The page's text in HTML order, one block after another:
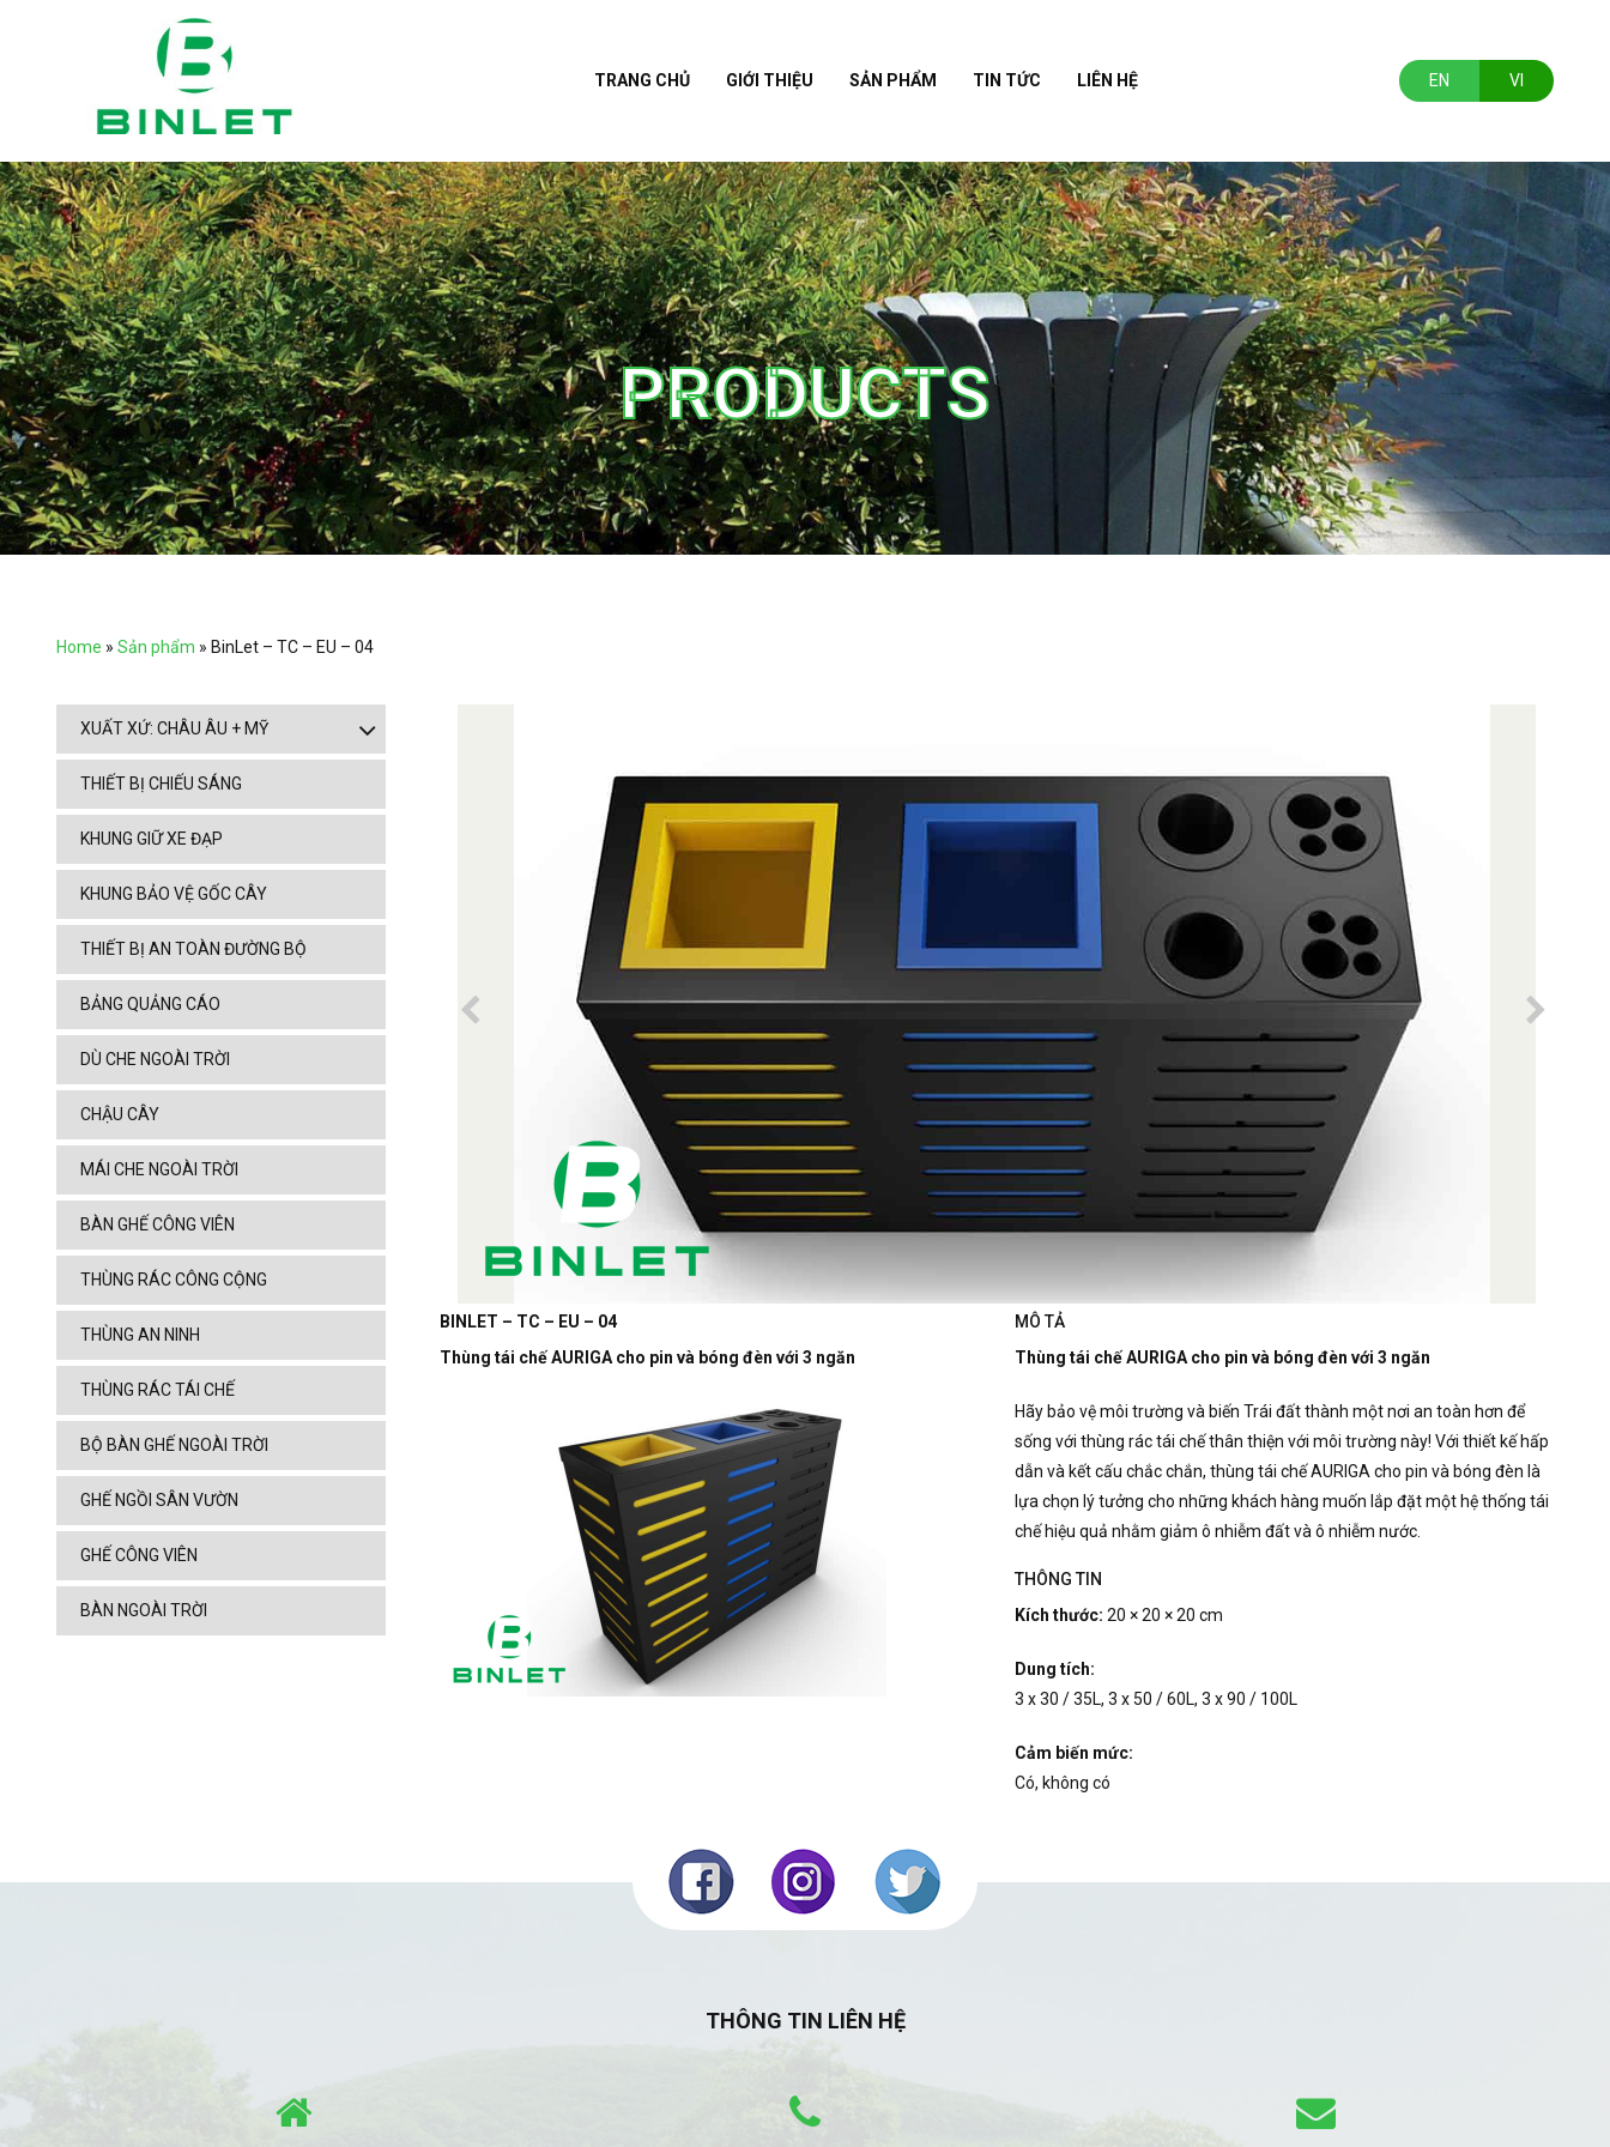
TRANG CHỦ GIỚI THIỆU SẢN PHẨM TIN TỨC LIÊN HỆ EN VI
PRODUCTS
Home » Sản phẩm » BinLet – TC – EU – 04
BINLET – TC – EU – 04
Thùng tái chế AURIGA cho pin và bóng đèn với 3 ngăn
MÔ TẢ
Thùng tái chế AURIGA cho pin và bóng đèn với 3 ngăn
Hãy bảo vệ môi trường và biến Trái đất thành một nơi an toàn hơn để
sống với thùng rác tái chế thân thiện với môi trường này! Với thiết kế hấp
dẫn và kết cấu chắc chắn, thùng tái chế AURIGA cho pin và bóng đèn là
lựa chọn lý tưởng cho những khách hàng muốn lắp đặt một hệ thống tái
chế hiệu quả nhằm giảm ô nhiễm đất và ô nhiễm nước.
THÔNG TIN
Kích thước: 20 × 20 × 20 cm
Dung tích:
3 x 30 / 35L, 3 x 50 / 60L, 3 x 90 / 100L
Cảm biến mức:
Có, không có
XUẤT XỨ: CHÂU ÂU + MỸ
THIẾT BỊ CHIẾU SÁNG
KHUNG GIỮ XE ĐẠP
KHUNG BẢO VỆ GỐC CÂY
THIẾT BỊ AN TOÀN ĐƯỜNG BỘ
BẢNG QUẢNG CÁO
DÙ CHE NGOÀI TRỜI
CHẬU CÂY
MÁI CHE NGOÀI TRỜI
BÀN GHẾ CÔNG VIÊN
THÙNG RÁC CÔNG CỘNG
THÙNG AN NINH
THÙNG RÁC TÁI CHẾ
BỘ BÀN GHẾ NGOÀI TRỜI
GHẾ NGỒI SÂN VƯỜN
GHẾ CÔNG VIÊN
BÀN NGOÀI TRỜI
THÔNG TIN LIÊN HỆ